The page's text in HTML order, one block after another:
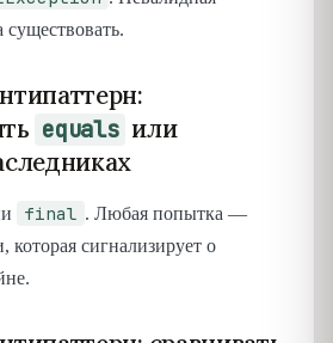
equals или
final . Любая попытка —
сигнализирует о